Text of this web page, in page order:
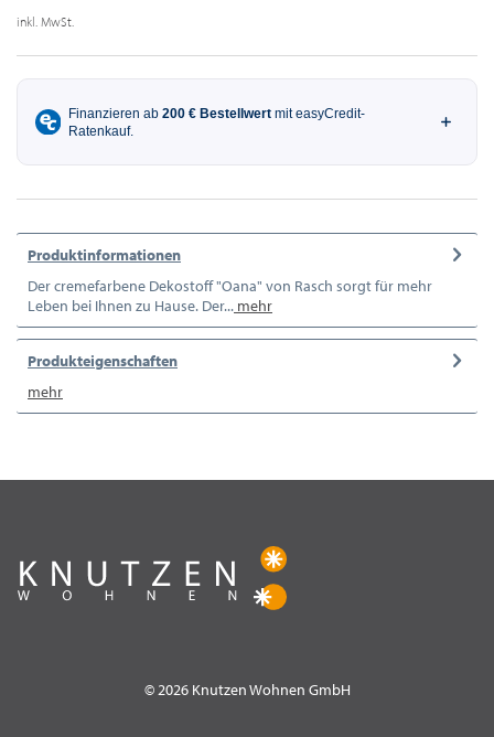
inkl. MwSt.
Produktinformationen
Der cremefarbene Dekostoff "Oana" von Rasch sorgt für mehr
Leben bei Ihnen zu Hause. Der... mehr
Produkteigenschaften
mehr
© 2026 Knutzen Wohnen GmbH